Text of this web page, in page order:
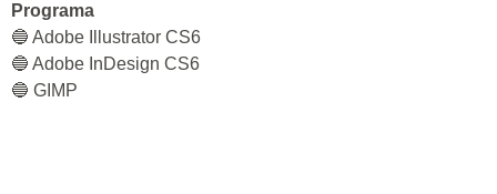
Programa
🔵 Adobe Illustrator CS6
🔵 Adobe InDesign CS6
🔵 GIMP